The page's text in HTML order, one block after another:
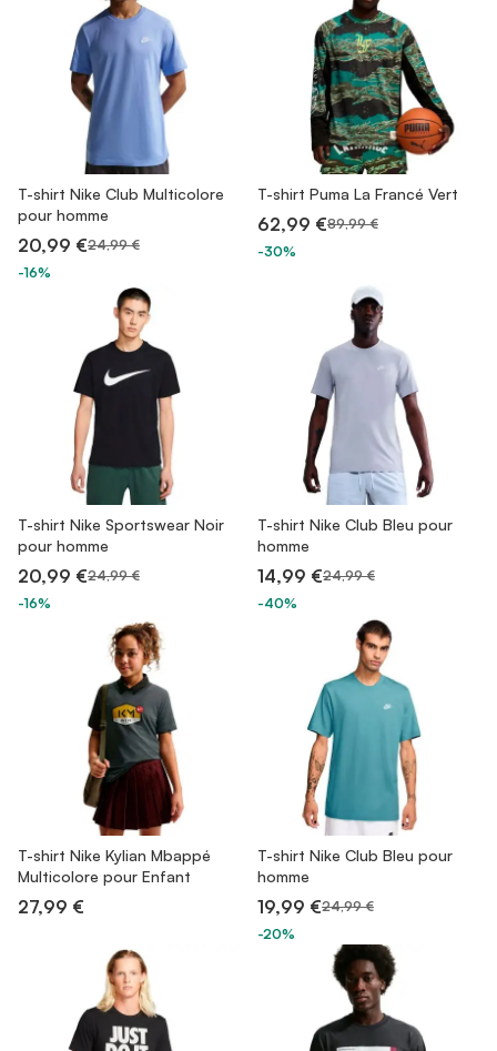
T-shirt Nike Club Multicolore
pour homme
20,99 €24,99 €
-16%
T-shirt Puma La Francé Vert
62,99 €89,99 €
-30%
T-shirt Nike Sportswear Noir
pour homme
20,99 €24,99 €
-16%
T-shirt Nike Club Bleu pour
homme
14,99 €24,99 €
-40%
T-shirt Nike Kylian Mbappé
Multicolore pour Enfant
27,99 €
T-shirt Nike Club Bleu pour
homme
19,99 €24,99 €
-20%